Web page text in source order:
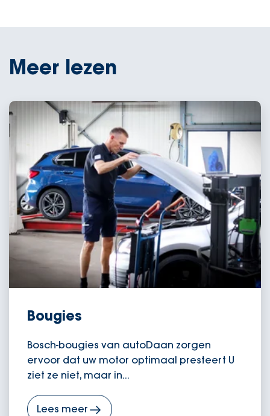
Meer lezen
Bougies
Bosch-bougies van autoDaan zorgen
ervoor dat uw motor optimaal presteert U
ziet ze niet, maar in...
Lees meer